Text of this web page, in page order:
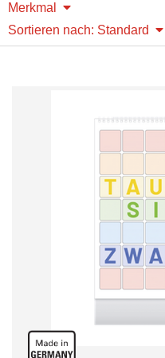
Merkmal
Sortieren nach: Standard